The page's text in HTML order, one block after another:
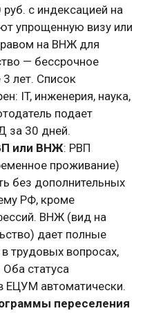
с индексацией на
упрощенную визу или
на ВНЖ для
— бессрочное
лет. Список
IT, инженерия, наука,
подает
за 30 дней.
или ВНЖ: РВП
проживание)
без дополнительных
РФ, кроме
ВНЖ (вид на
дает полные
трудовых вопросах,
статуса
ЕЦУМ автоматически.
переселения